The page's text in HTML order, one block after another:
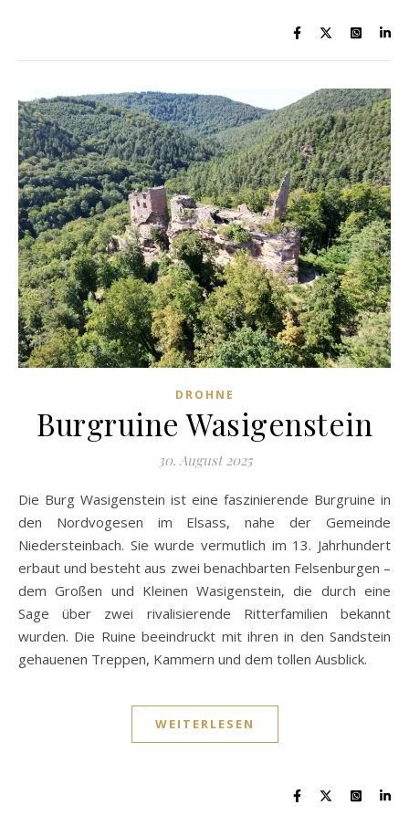
DROHNE
Burgruine Wasigenstein
30. August 2025
Die Burg Wasigenstein ist eine faszinierende Burgruine in
den Nordvogesen im Elsass, nahe der Gemeinde
Niedersteinbach. Sie wurde vermutlich im 13. Jahrhundert
erbaut und besteht aus zwei benachbarten Felsenburgen –
dem Großen und Kleinen Wasigenstein, die durch eine
Sage über zwei rivalisierende Ritterfamilien bekannt
wurden. Die Ruine beeindruckt mit ihren in den Sandstein
gehauenen Treppen, Kammern und dem tollen Ausblick.
WEITERLESEN